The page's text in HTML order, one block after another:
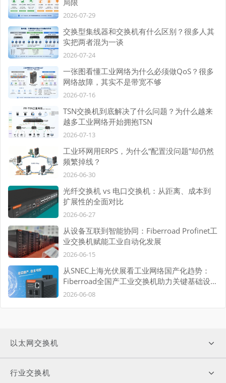
局限
2026-07-29
交换型集线器和交换机有什么区别？很多人其
实把两者混为一谈
2026-07-24
一张图看懂工业网络为什么必须做QoS？很多
网络故障，其实不是带宽不够
2026-07-16
TSN交换机到底解决了什么问题？为什么越来
越多工业网络开始拥抱TSN
2026-07-13
工业环网用ERPS，为什么“配置没问题”却仍然
频繁掉线？
2026-06-30
光纤交换机 vs 电口交换机：从距离、成本到
扩展性的全面对比
2026-06-27
从设备互联到智能协同：Fiberroad Profinet工
业交换机赋能工业自动化发展
2026-06-15
从SNEC上海光伏展看工业网络国产化趋势：
Fiberroad全国产工业交换机助力关键基础设施
自主可控
2026-06-08
以太网交换机
行业交换机